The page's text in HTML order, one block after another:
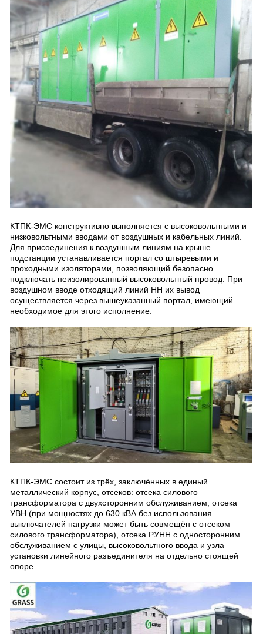
КТПК-ЭМС конструктивно выполняется с высоковольтными и
низковольтными вводами от воздушных и кабельных линий.
Для присоединения к воздушным линиям на крыше
подстанции устанавливается портал со штыревыми и
проходными изоляторами, позволяющий безопасно
подключать неизолированный высоковольтный провод. При
воздушном вводе отходящий линий НН их вывод
осуществляется через вышеуказанный портал, имеющий
необходимое для этого исполнение.
КТПК-ЭМС состоит из трёх, заключённых в единый
металлический корпус, отсеков: отсека силового
трансформатора с двухсторонним обслуживанием, отсека
УВН (при мощностях до 630 кВА без использования
выключателей нагрузки может быть совмещён с отсеком
силового трансформатора), отсека РУНН с односторонним
обслуживанием с улицы, высоковольтного ввода и узла
установки линейного разъединителя на отдельно стоящей
опоре.